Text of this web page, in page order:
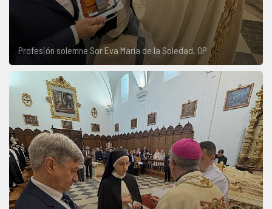
Profesión solemne Sor Eva María de la Soledad, OP